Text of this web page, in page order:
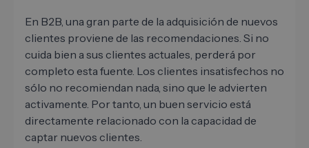
En B2B, una gran parte de la adquisición de nuevos
clientes proviene de las recomendaciones. Si no
cuida bien a sus clientes actuales, perderá por
completo esta fuente. Los clientes insatisfechos no
sólo no recomiendan nada, sino que le advierten
activamente. Por tanto, un buen servicio está
directamente relacionado con la capacidad de
captar nuevos clientes.